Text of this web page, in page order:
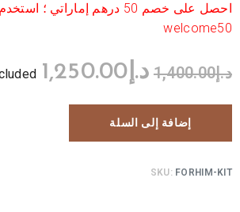
احصل على خصم 50 درهم إماراتي
welcome50
د.إ1,400.00 د.إ 1,250.00
إضافة إلى السلة
SKU: FORHIM-KIT